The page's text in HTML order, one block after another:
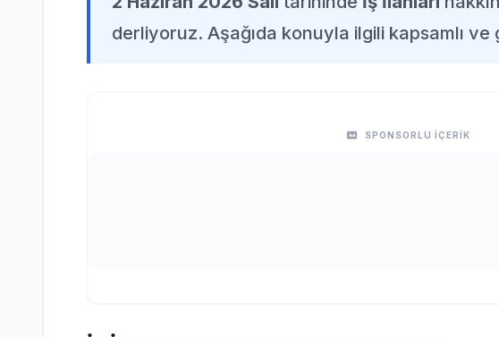
derliyoruz. Aşağıda konuyla ilgili kapsamlı
SPONSORLU İÇERİK